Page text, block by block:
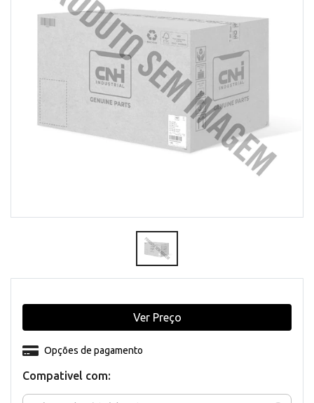
Compativel com:
Opções de pagamento
Ver Preço